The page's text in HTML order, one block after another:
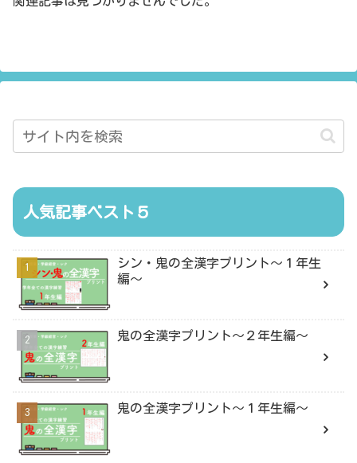
人気記事ベスト５
シン・鬼の全漢字プリント〜１年生
編〜
鬼の全漢字プリント〜２年生編〜
鬼の全漢字プリント〜１年生編〜